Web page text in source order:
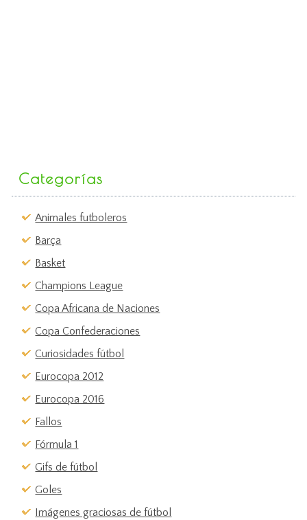
Categorías
Animales futboleros
Barça
Basket
Champions League
Copa Africana de Naciones
Copa Confederaciones
Curiosidades fútbol
Eurocopa 2012
Eurocopa 2016
Fallos
Fórmula 1
Gifs de fútbol
Goles
Imágenes graciosas de fútbol